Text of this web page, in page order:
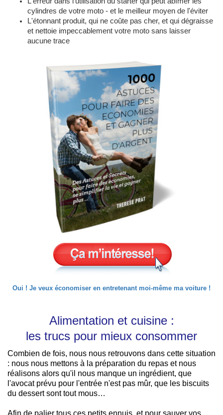
cylindres de votre moto - et le meilleur moyen de l'éviter
L'étonnant produit, qui ne coûte pas cher, et qui dégraisse
et nettoie impeccablement votre moto sans laisser
aucune trace
Oui ! Je veux économiser en entretenant moi-même ma voiture !
Alimentation et cuisine :
les trucs pour mieux consommer
Combien de fois, nous nous retrouvons dans cette situation
: nous nous mettons à la préparation du repas et nous
réalisons alors qu'il nous manque un ingrédient, que
l'avocat prévu pour l'entrée n'est pas mûr, que les biscuits
du dessert sont tout mous…